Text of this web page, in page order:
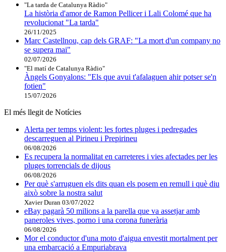
"La tarda de Catalunya Ràdio"
La història d'amor de Ramon Pellicer i Lali Colomé que ha
revolucionat "La tarda"
26/11/2025
Marc Castellnou, cap dels GRAF: "La mort d'un company no
se supera mai"
02/07/2026
"El matí de Catalunya Ràdio"
Àngels Gonyalons: "Els que avui t'afalaguen ahir potser se'n
fotien"
15/07/2026
El més llegit de Notícies
Alerta per temps violent: les fortes pluges i pedregades
descarreguen al Pirineu i Prepirineu
06/08/2026
Es recupera la normalitat en carreteres i vies afectades per les
pluges torrencials de dijous
06/08/2026
Per què s'arruguen els dits quan els posem en remull i què diu
això sobre la nostra salut
Xavier Duran 03/07/2022
eBay pagarà 50 milions a la parella que va assetjar amb
paneroles vives, porno i una corona funerària
06/08/2026
Mor el conductor d'una moto d'aigua envestit mortalment per
una embarcació a Empuriabrava